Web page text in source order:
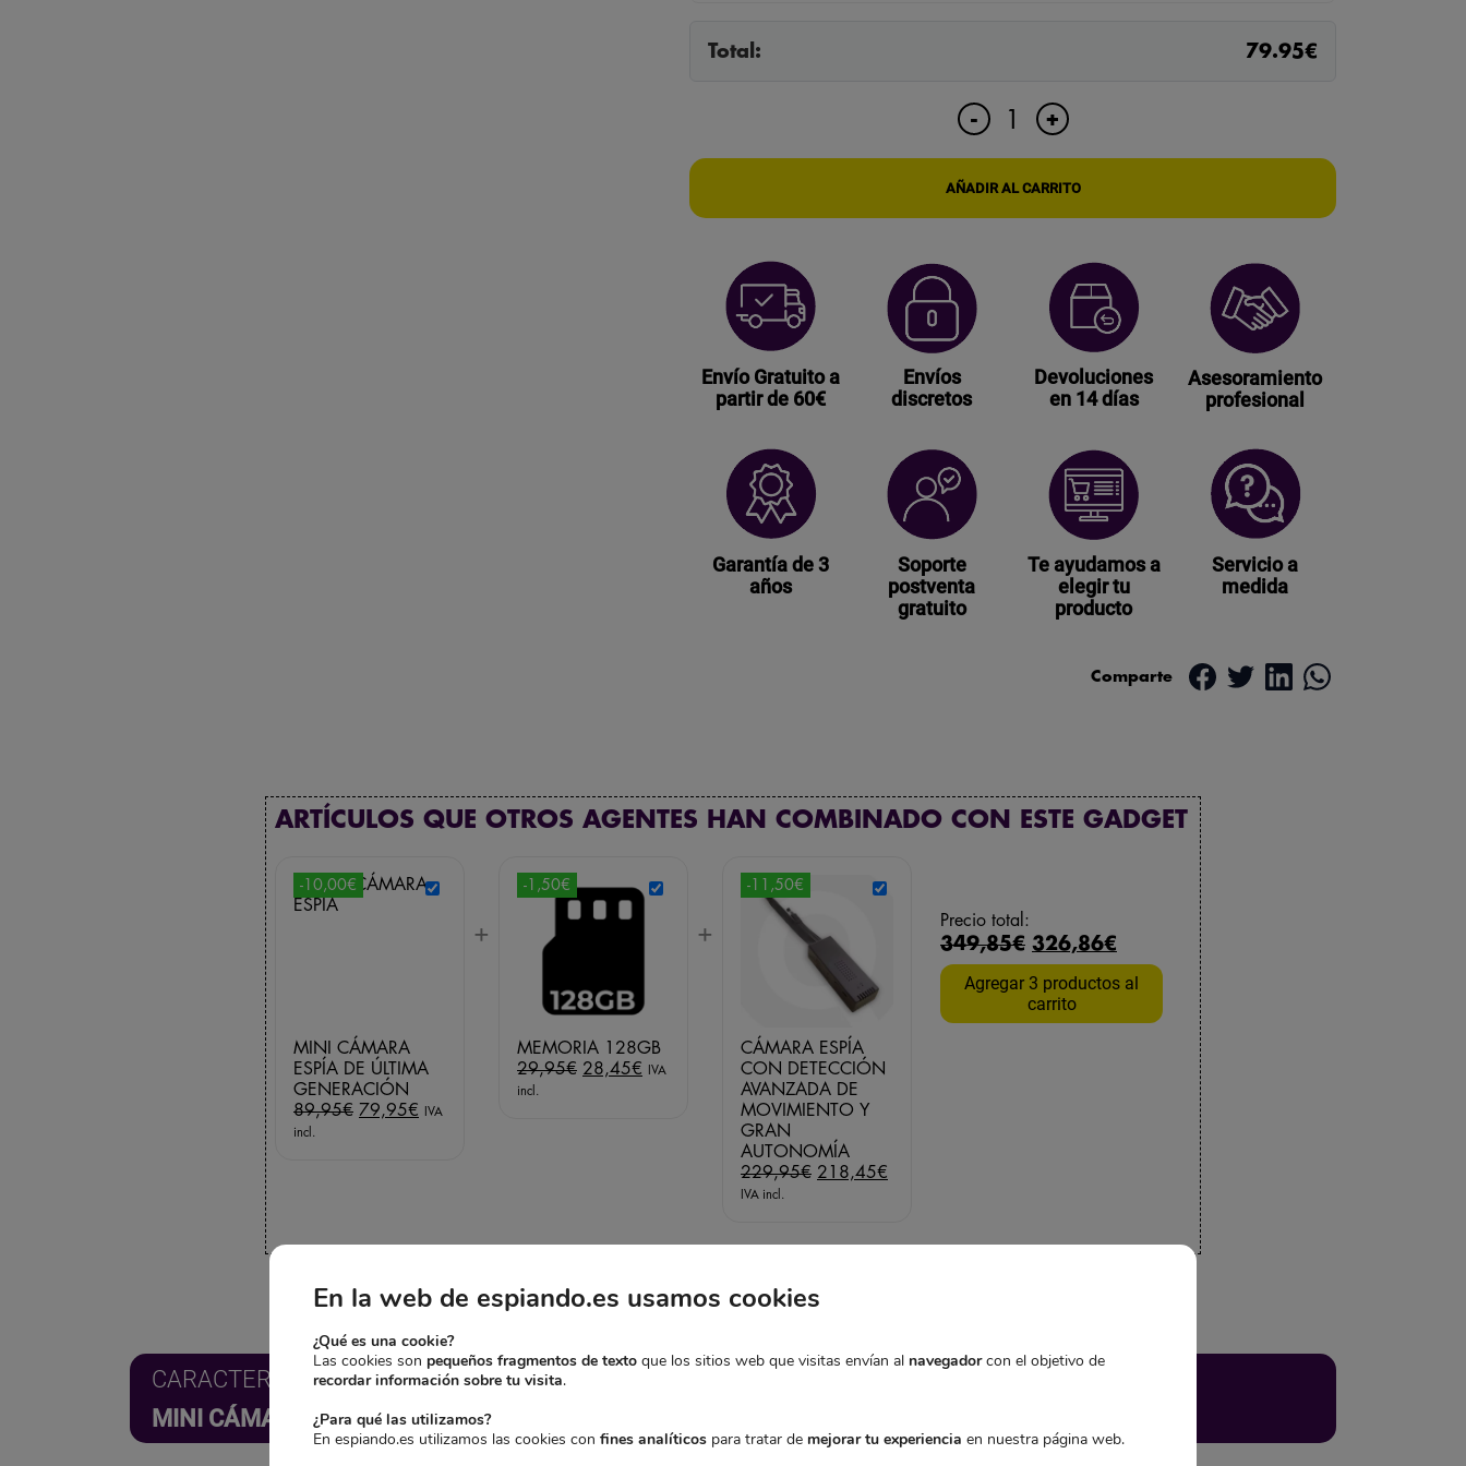
Total: 79.95€
-
MINI
CÁMARA
ÚLTIMA
+
AÑADIR AL CARRITO
Envío Gratuito a
partir de 60€
Envíos
discretos
Devoluciones
en 14 días
Asesoramiento
profesional
Garantía de 3
años
Soporte
postventa
gratuito
Te ayudamos a
elegir tu
producto
Servicio a
medida
Comparte
ARTÍCULOS QUE OTROS AGENTES HAN COMBINADO CON ESTE GADGET
-10,00€
MINI CÁMARA
ESPÍA DE ÚLTIMA
GENERACIÓN
89,95€ El
79,95€ ElIVA
incl.
+
-1,50€
MEMORIA 128GB
29,95€ El
28,45€ ElIVA
incl.
+
-11,50€
CÁMARA ESPÍA
CON DETECCIÓN
AVANZADA DE
MOVIMIENTO Y
GRAN
AUTONOMÍA
229,95€ El
218,45€
IVA incl.
Precio total:
349,85€ 326,86€
Agregar 3 productos al
carrito
CARACTERÍSTICAS TÉCNICAS:
MINI CÁMARA ESPÍA DE ÚLTIMA GENERACIÓN
En la web de espiando.es usamos cookies
¿Qué es una cookie?
Las cookies son pequeños fragmentos de texto que los sitios web que visitas envían al navegadorcon el objetivo de
recordar información sobre tu visita.
¿Para qué las utilizamos?
En espiando.es utilizamos las cookies con fines analíticos para tratar de mejorar tu experiencia en nuestra página web.